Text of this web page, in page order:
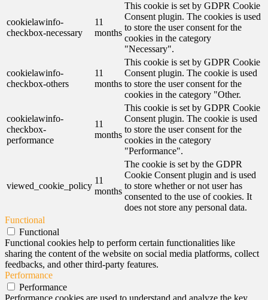
cookielawinfo-
checkbox-necessary
11
months
This cookie is set by GDPR Cookie
Consent plugin. The cookies is used
to store the user consent for the
cookies in the category
"Necessary".
cookielawinfo-
checkbox-others
11
months
This cookie is set by GDPR Cookie
Consent plugin. The cookie is used
to store the user consent for the
cookies in the category "Other.
cookielawinfo-
checkbox-
performance
11
months
This cookie is set by GDPR Cookie
Consent plugin. The cookie is used
to store the user consent for the
cookies in the category
"Performance".
viewed_cookie_policy
11
months
The cookie is set by the GDPR
Cookie Consent plugin and is used
to store whether or not user has
consented to the use of cookies. It
does not store any personal data.
Functional
Functional
Functional cookies help to perform certain functionalities like
sharing the content of the website on social media platforms, collect
feedbacks, and other third-party features.
Performance
Performance
Performance cookies are used to understand and analyze the key